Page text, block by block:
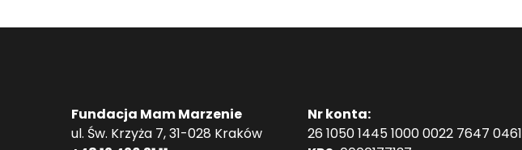
Fundacja Mam Marzenie
ul. Św. Krzyża 7, 31-028 Kraków
Nr konta:
26 1050 1445 1000 0022 7647 0461